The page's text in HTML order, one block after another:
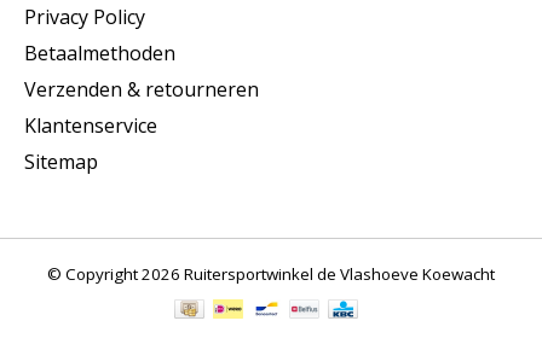
Privacy Policy
Betaalmethoden
Verzenden & retourneren
Klantenservice
Sitemap
© Copyright 2026 Ruitersportwinkel de Vlashoeve Koewacht